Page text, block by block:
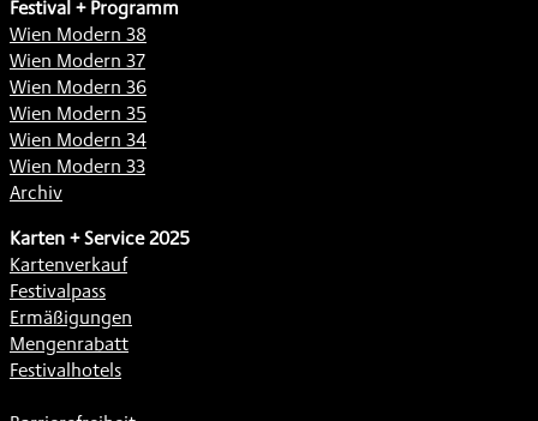
Festival + Programm
Wien Modern 38
Wien Modern 37
Wien Modern 36
Wien Modern 35
Wien Modern 34
Wien Modern 33
Archiv
Karten + Service 2025
Kartenverkauf
Festivalpass
Ermäßigungen
Mengenrabatt
Festivalhotels